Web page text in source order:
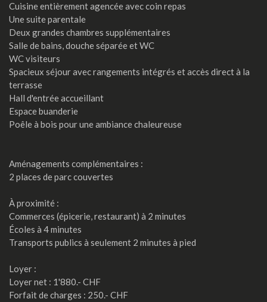
Cuisine entièrement agencée avec coin repas
Une suite parentale
Deux grandes chambres supplémentaires
Salle de bains, douche séparée et WC
WC visiteurs
Spacieux séjour avec rangements intégrés et accès direct à la
terrasse
Hall d'entrée accueillant
Espace buanderie
Poêle à bois pour une ambiance chaleureuse
Aménagements complémentaires :
2 places de parc couvertes
À proximité :
Commerces (épicerie, restaurant) à 2 minutes
Écoles à 4 minutes
Transports publics à seulement 2 minutes à pied
Loyer :
Loyer net : 1'880.- CHF
Forfait de charges : 250.- CHF